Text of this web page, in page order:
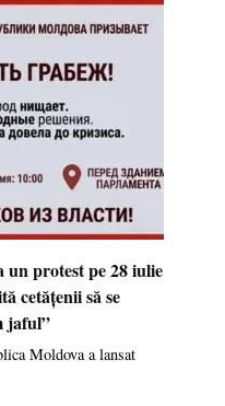
protest pe 28 iulie
cetățenii să se
jaful”
Moldova a lansat